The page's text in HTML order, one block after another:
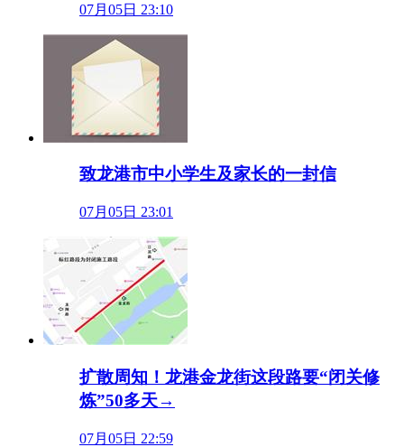
07月05日 23:10
致龙港市中小学生及家长的一封信
07月05日 23:01
扩散周知！龙港金龙街这段路要“闭关修
炼”50多天→
07月05日 22:59